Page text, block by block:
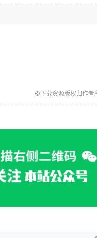
©下载资源版权归作者